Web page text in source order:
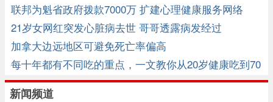
联邦为魁省政府拨款7000万 扩建心理健康服务网络
21岁女网红突发心脏病去世 哥哥透露病发经过
加拿大边远地区可避免死亡率偏高
每十年都有不同吃的重点，一文教你从20岁健康吃到70
岁！
新闻频道